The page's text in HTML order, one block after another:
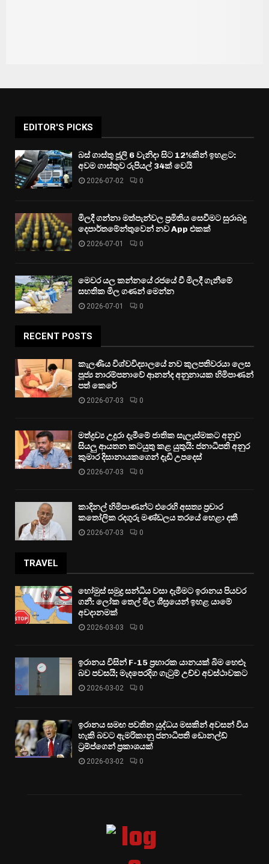
EDITOR'S PICKS
බස් ගාස්තු ජූලි 6 වැනිදා සිට 12%කින් ඉහළට:
අවම ගාස්තුව රුපියල් 34ක් වෙයි
2026-07-02 0
මිලදී ගන්නා මත්පැන්වල ප්‍රමිතිය සෙවීමට සුරාබදු
දෙපාර්තමේන්තුවෙන් නව App එකක්
2026-07-01 0
මෙවර යල කන්නයේ රජයේ වී මිලදී ගැනීමේ
සහතික මිල ගණන් මෙන්න
2026-07-01 0
RECENT POSTS
කැලණිය විශ්වවිද්‍යාලයේ නව කුලපතිවරයා ලෙස
පූජ්‍ය නාරම්පනාවේ ආනන්ද අනුනායක හිමිපාණන්
පත් කෙරේ
2026-07-03 0
මත්ද්‍රව්‍ය උදුරා දැමීමේ ජාතික සැලැස්මකට අනුව
සියලු ආයතන කටයුතු කළ යුතුයි: ජනාධිපති අනුර
කුමාර දිසානායකගෙන් දැඩි උපදෙස්
2026-07-03 0
කාදිනල් හිමිපාණන්ට එරෙහි අසත්‍ය ප්‍රචාර
කතෝලික රදගුරු මණ්ඩලය තරයේ හෙළා දකී
2026-07-03 0
TRAVEL
හෝමුස් සමුද්‍ර සන්ධිය වසා දැමීමට ඉරානය පියවර
ගනී: ලෝක තෙල් මිල ශීඝ්‍රයෙන් ඉහළ යාමේ
අවදානමක්
2026-03-03 0
ඉරානය විසින් F-15 ප්‍රහාරක යානයක් බිම හෙළූ
බව පවසයි; මැදපෙරදිග ගැටුම් උච්ච අවස්ථාවකට
2026-03-02 0
ඉරානය සමඟ පවතින යුද්ධය මසකින් අවසන් විය
හැකි බවට ඇමරිකානු ජනාධිපති ඩොනල්ඩ්
ට්‍රම්ප්ගෙන් ප්‍රකාශයක්
2026-03-02 0